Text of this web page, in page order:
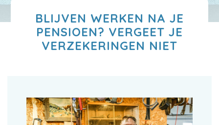
BLIJVEN WERKEN NA JE
PENSIOEN? VERGEET JE
VERZEKERINGEN NIET